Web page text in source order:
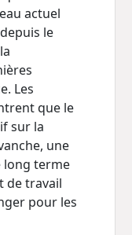
actuel
le
Les
que le
sur la
une
long terme
de travail
pour les